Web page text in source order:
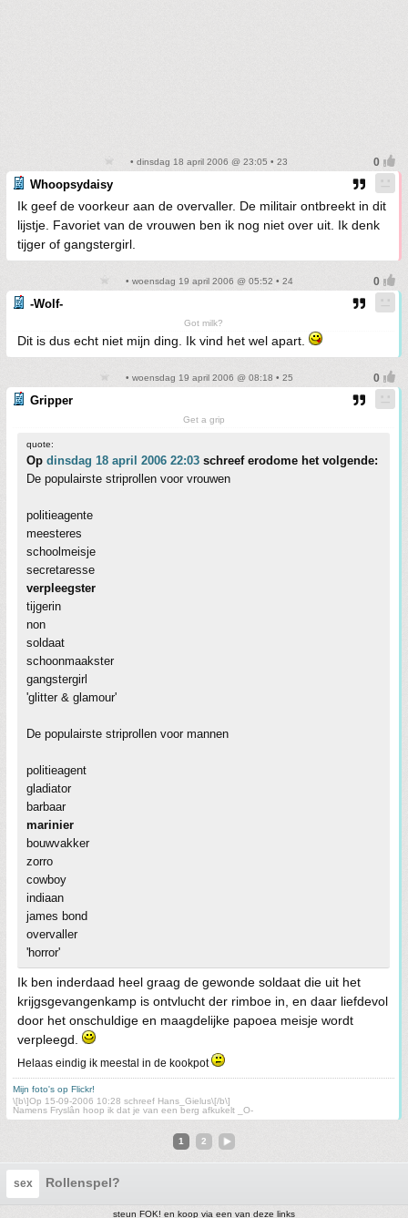
• dinsdag 18 april 2006 @ 23:05 • 23
Whoopsydaisy
Ik geef de voorkeur aan de overvaller. De militair ontbreekt in dit
lijstje. Favoriet van de vrouwen ben ik nog niet over uit. Ik denk
tijger of gangstergirl.
• woensdag 19 april 2006 @ 05:52 • 24
-Wolf-
Got milk?
Dit is dus echt niet mijn ding. Ik vind het wel apart.
• woensdag 19 april 2006 @ 08:18 • 25
Gripper
Get a grip
quote:
Op dinsdag 18 april 2006 22:03 schreef erodome het volgende:
De populairste striprollen voor vrouwen
politieagente
meesteres
schoolmeisje
secretaresse
verpleegster
tijgerin
non
soldaat
schoonmaakster
gangstergirl
'glitter & glamour'
De populairste striprollen voor mannen
politieagent
gladiator
barbaar
marinier
bouwvakker
zorro
cowboy
indiaan
james bond
overvaller
'horror'
Ik ben inderdaad heel graag de gewonde soldaat die uit het
krijgsgevangenkamp is ontvlucht der rimboe in, en daar liefdevol
door het onschuldige en maagdelijke papoea meisje wordt
verpleegd.
Helaas eindig ik meestal in de kookpot
Mijn foto's op Flickr!
\[b\]Op 15-09-2006 10:28 schreef Hans_Gielus\[/b\]
Namens Fryslân hoop ik dat je van een berg afkukelt _O-
1 2
sex Rollenspel?
steun FOK! en koop via een van deze links